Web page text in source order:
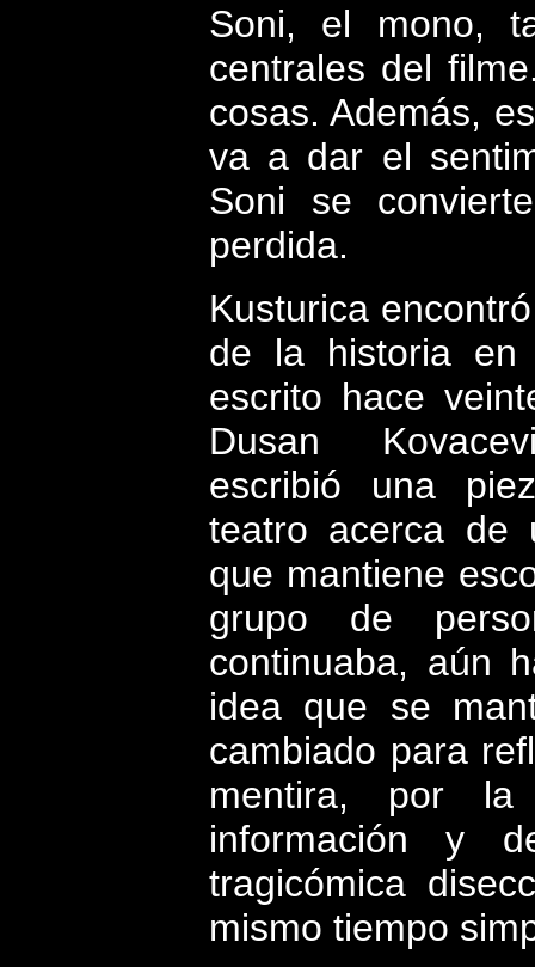
Soni, el mono,
centrales del
cosas. Además,
va a dar el
Soni se
perdida.
Kusturica
de la historia en
escrito hace
Dusan
escribió una
teatro acerca de
que mantiene
grupo de
continuaba, aún
idea que se
cambiado para
mentira, por la
información y
tragicómica
mismo tiempo